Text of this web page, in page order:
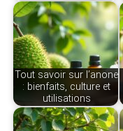
Tout savoir sur l’anone
: bienfaits, culture et
utilisations